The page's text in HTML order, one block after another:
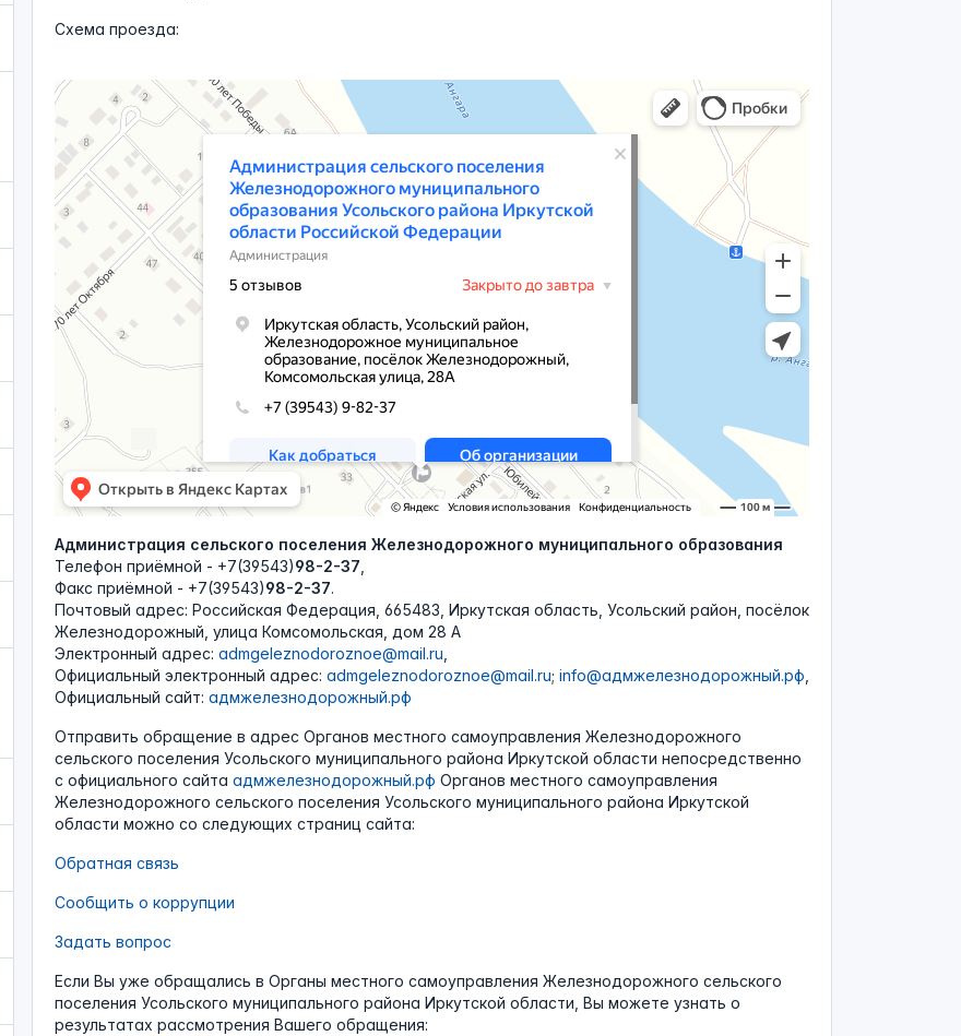
Схема проезда:
Администрация сельского поселения Железнодорожного муниципального образования Усольского района
Иркутской области Российской Федерации
Администрация в Иркутской области
Администрация сельского поселения Железнодорожного муниципального образования
Телефон приёмной - +7(39543)98-2-37
Факс приёмной - +7(39543)98-2-37.
Почтовый адрес: Российская Федерация, 665483, Иркутская область, Усольский район, посёлок
Железнодорожный, улица Комсомольская, дом 28 А
Электронный адрес: admgeleznodoroznoe@mail.ru
Официальный электронный адрес: admgeleznodoroznoe@mail.ru; info@адмжелезнодорожный.рф
Официальный сайт: адмжелезнодорожный.рф
Отправить обращение в адрес Органов местного самоуправления Железнодорожного
сельского поселения Усольского муниципального района Иркутской области непосредственно
с официального сайта адмжелезнодорожный.рф Органов местного самоуправления
Железнодорожного сельского поселения Усольского муниципального района Иркутской
области можно со следующих страниц сайта:
Обратная связь
Сообщить о коррупции
Задать вопрос
Если Вы уже обращались в Органы местного самоуправления Железнодорожного сельского
поселения Усольского муниципального района Иркутской области, Вы можете узнать о
результатах рассмотрения Вашего обращения: